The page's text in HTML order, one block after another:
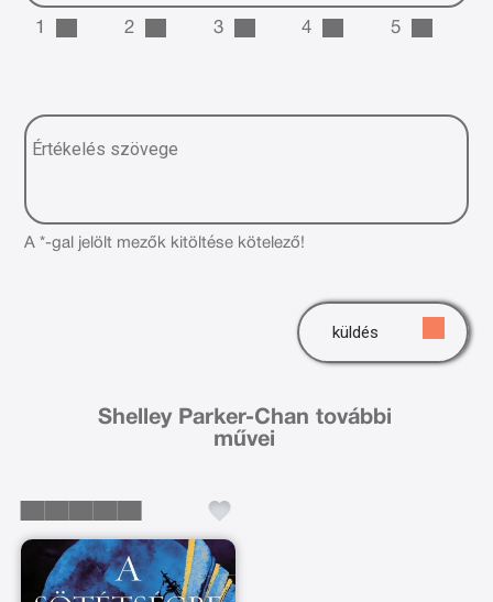
1 2 3 4 5
A *-gal jelölt mezők kitöltése kötelező!
küldés
Shelley Parker-Chan további
művei